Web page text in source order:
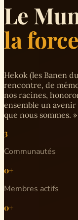
Le
la
Hekok (les Banen
rencontre, de
nos racines,
ensemble un
que nous sommes. »
3
Communautés
0+
Membres actifs
0+